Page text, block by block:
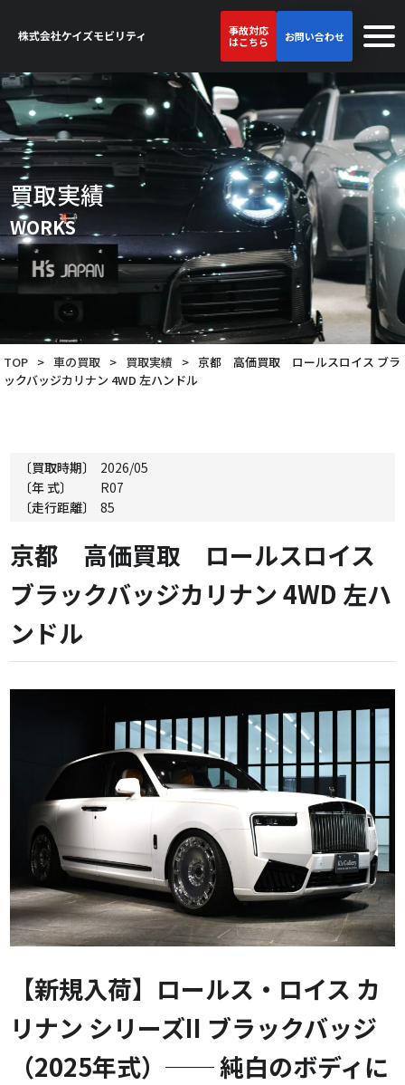
事故対応
はこちら
お問い合わせ
買取実績
WORKS
TOP > 車の買取 > 買取実績 > 京都 高価買取 ロールスロイス ブラ
ックバッジカリナン 4WD 左ハンドル
〔買取時期〕
2026/05
〔年 式〕
R07
〔走行距離〕
85
京都 高価買取 ロールスロイス
ブラックバッジカリナン 4WD 左ハ
ンドル
【新規入荷】ロールス・ロイス カ
リナン シリーズII ブラックバッジ
（2025年式）── 純白のボディに